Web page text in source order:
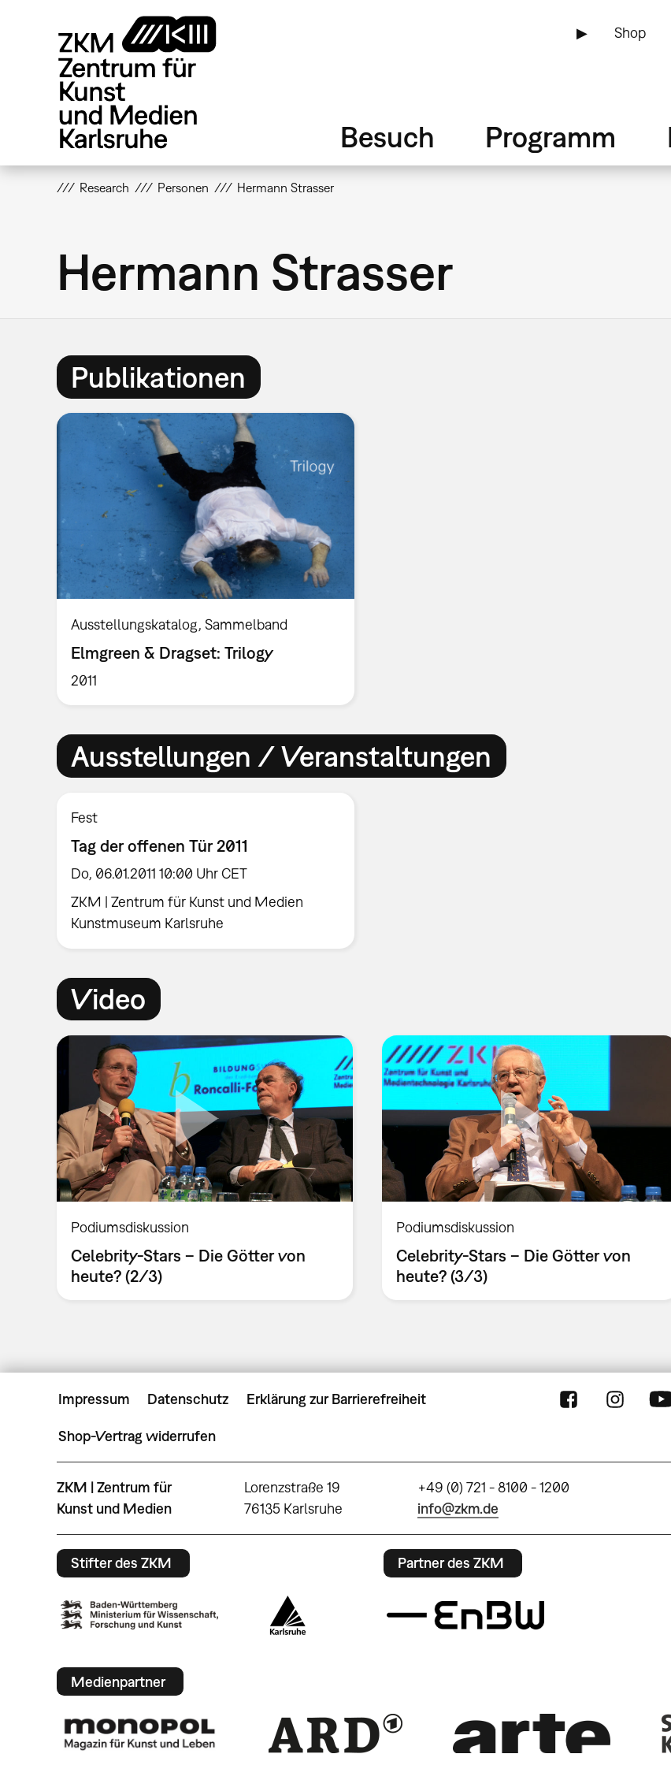
▶ Shop
Besuch Programm
Research Personen Hermann Strasser
Hermann Strasser
Publikationen
Ausstellungskatalog Sammelband
Elmgreen & Dragset: Trilogy
2011
Ausstellungen / Veranstaltungen
Fest
Tag der offenen Tür 2011
Do, 06.01.2011 10:00 Uhr CET
ZKM | Zentrum für Kunst und Medien
Kunstmuseum Karlsruhe
Video
Podiumsdiskussion
Celebrity-Stars – Die Götter von
heute? (2/3)
Podiumsdiskussion
Celebrity-Stars – Die Götter von
heute? (3/3)
Impressum Datenschutz Erklärung zur Barrierefreiheit
Shop-Vertrag widerrufen
ZKM | Zentrum für
Kunst und Medien
Lorenzstraße 19
76135 Karlsruhe
+49 (0) 721 - 8100 - 1200
info@zkm.de
Stifter des ZKM Partner des ZKM
Medienpartner